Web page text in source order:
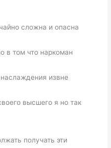
сложна и опасна
в том что наркоман
извне
высшего я но так
получать эти